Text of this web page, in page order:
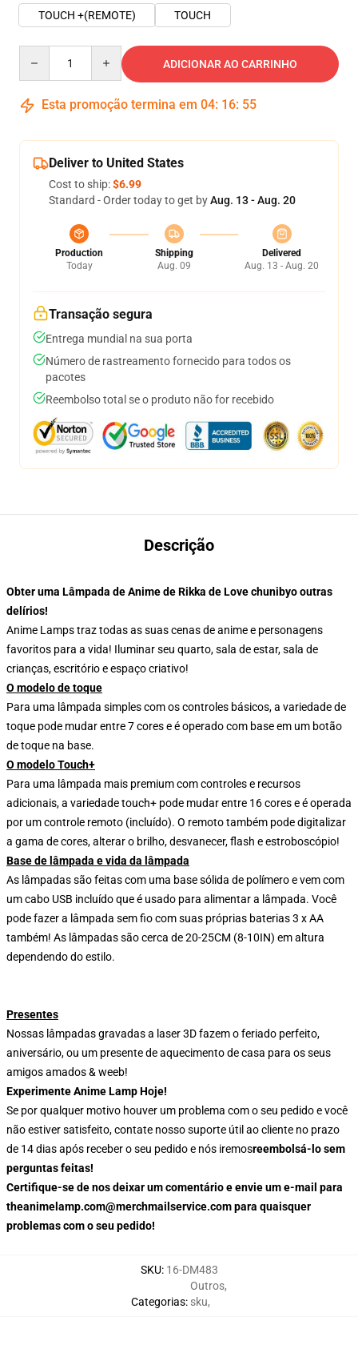
TOUCH +(REMOTE)
TOUCH
ADICIONAR AO CARRINHO
Esta promoção termina em 04: 16: 55
Deliver to United States
Cost to ship:$6.99
Standard - Order today to get byAug. 13 - Aug. 20
Production
Today
Shipping
Aug. 09
Delivered
Aug. 13 - Aug. 20
Transação segura
Entrega mundial na sua porta
Número de rastreamento fornecido para todos os
pacotes
Reembolso total se o produto não for recebido
Descrição
Obter uma Lâmpada de Anime de Rikka de Love chunibyo outras
delírios!
Anime Lamps traz todas as suas cenas de anime e personagens
favoritos para a vida! Iluminar seu quarto, sala de estar, sala de
crianças, escritório e espaço criativo!
O modelo de toque
Para uma lâmpada simples com os controles básicos, a variedade de
toque pode mudar entre 7 cores e é operado com base em um botão
de toque na base.
O modelo Touch+
Para uma lâmpada mais premium com controles e recursos
adicionais, a variedade touch+ pode mudar entre 16 cores e é operada
por um controle remoto (incluído). O remoto também pode digitalizar
a gama de cores, alterar o brilho, desvanecer, flash e estroboscópio!
Base de lâmpada e vida da lâmpada
As lâmpadas são feitas com uma base sólida de polímero e vem com
um cabo USB incluído que é usado para alimentar a lâmpada. Você
pode fazer a lâmpada sem fio com suas próprias baterias 3 x AA
também! As lâmpadas são cerca de 20-25CM (8-10IN) em altura
dependendo do estilo.
Presentes
Nossas lâmpadas gravadas a laser 3D fazem o feriado perfeito,
aniversário, ou um presente de aquecimento de casa para os seus
amigos amados & weeb!
Experimente Anime Lamp Hoje!
Se por qualquer motivo houver um problema com o seu pedido e você
não estiver satisfeito, contate nosso suporte útil ao cliente no prazo
de 14 dias após receber o seu pedido e nós iremosreembolsá-lo sem
perguntas feitas!
Certifique-se de nos deixar um comentário e envie um e-mail para
theanimelamp.com@merchmailservice.com para quaisquer
problemas com o seu pedido!
SKU: 16-DM483
Categorias:
Outros,
sku,